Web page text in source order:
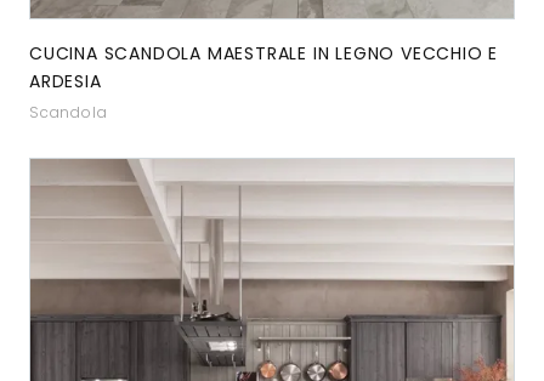
CUCINA SCANDOLA MAESTRALE IN LEGNO VECCHIO E
ARDESIA
Scandola